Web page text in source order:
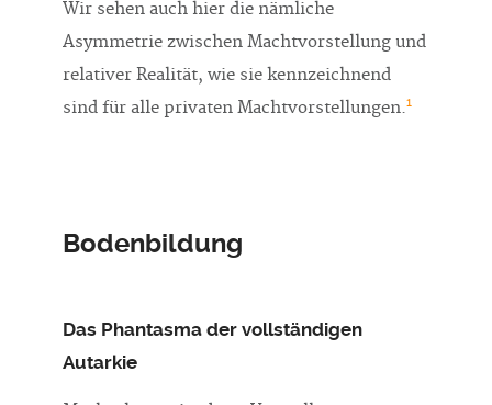
Wir sehen auch hier die nämliche
Asymmetrie zwischen Machtvorstellung und
relativer Realität, wie sie kennzeichnend
sind für alle privaten Machtvorstellungen.1
Bodenbildung
Das Phantasma der vollständigen
Autarkie